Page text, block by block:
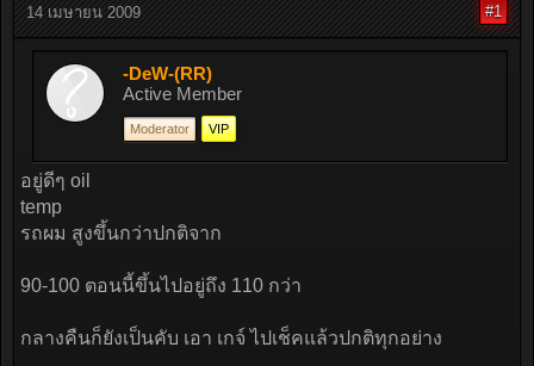
14 เมษายน 2009 #1
-DeW-(RR)
Active Member
Moderator VIP
อยู่ดีๆ oil
temp
รถผม สูงขึ้นกว่าปกติจาก
90-100 ตอนนี้ขึ้นไปอยู่ถึง 110 กว่า
กลางคืนก็ยังเป็นคับ เอา เกจ์ ไปเช็คแล้วปกติทุกอย่าง